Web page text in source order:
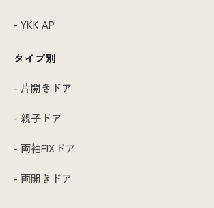
- YKK AP
タイプ別
- 片開きドア
- 親子ドア
- 両袖FIXドア
- 両開きドア